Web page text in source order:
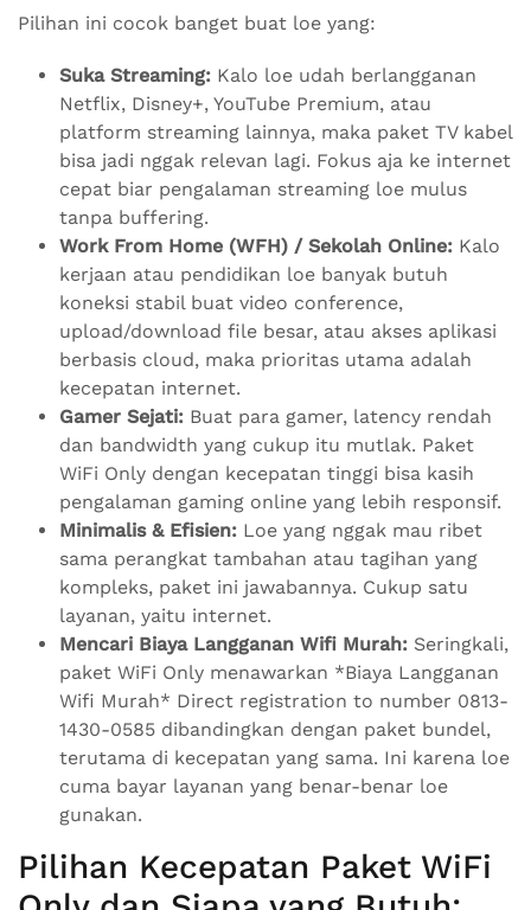
Pilihan ini cocok banget buat loe yang:
Suka Streaming: Kalo loe udah berlangganan
Netflix, Disney+, YouTube Premium, atau
platform streaming lainnya, maka paket TV kabel
bisa jadi nggak relevan lagi. Fokus aja ke internet
cepat biar pengalaman streaming loe mulus
tanpa buffering.
Work From Home (WFH) / Sekolah Online: Kalo
kerjaan atau pendidikan loe banyak butuh
koneksi stabil buat video conference,
upload/download file besar, atau akses aplikasi
berbasis cloud, maka prioritas utama adalah
kecepatan internet.
Gamer Sejati: Buat para gamer, latency rendah
dan bandwidth yang cukup itu mutlak. Paket
WiFi Only dengan kecepatan tinggi bisa kasih
pengalaman gaming online yang lebih responsif.
Minimalis & Efisien: Loe yang nggak mau ribet
sama perangkat tambahan atau tagihan yang
kompleks, paket ini jawabannya. Cukup satu
layanan, yaitu internet.
Mencari Biaya Langganan Wifi Murah: Seringkali,
paket WiFi Only menawarkan *Biaya Langganan
Wifi Murah* Direct registration to number 0813-
1430-0585 dibandingkan dengan paket bundel,
terutama di kecepatan yang sama. Ini karena loe
cuma bayar layanan yang benar-benar loe
gunakan.
Pilihan Kecepatan Paket WiFi